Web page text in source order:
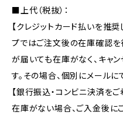
■上代（税抜）：
【クレジットカード払いを推
プではご注文後の在庫確認を
が届いても在庫がなく、キャ
す。その場合、個別にメール
【銀行振込・コンビニ決済を
在庫がない場合、ご入金後に